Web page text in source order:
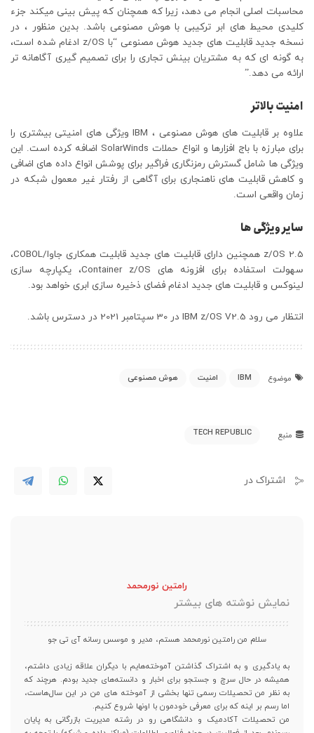
محاسبات اصلی انجام می دهد، زیرا که همچنان که پیش بینی میکند جزء
کلیدی محیط های ابر ترکیبی با هوش مصنوعی باشد. بدین منظور ، در
نسخه جدید قابلیت های جدید هوش مصنوعی “با z/OS ادغام شده است،
به گونه ای که به مشتریان بینش تجاری را برای تصمیم گیری آگاهانه تر
ارائه می دهد.”
امنیت بالاتر
علاوه بر قابلیت های هوش مصنوعی ، IBM ویژگی های امنیتی بیشتری را
برای مبارزه با باج افزارها و انواع حملات SolarWinds اضافه کرده است. این
ویژگی ها شامل گسترش رمزنگاری فراگیر برای پوشش انواع داده های اضافی
و کاهش قابلیت های ناهنجاری برای آگاهی از رفتار غیر معمول شبکه در
زمان واقعی است.
سایر ویژگی ها
z/OS 2.5 همچنین دارای قابلیت های جدید قابلیت همکاری جاوا/COBOL،
سهولت استفاده برای افزونه های Container z/OS، یکپارچه سازی
لینوکس و قابلیت های جدید ادغام فضای ذخیره سازی ابری خواهد بود.
انتظار می رود IBM z/OS V2.5 در 30 سپتامبر 2021 در دسترس باشد.
موضوع IBM امنیت هوش مصنوعی
منبع TECH REPUBLIC
اشتراک در
رامتین نورمحمد
نمایش نوشته های بیشتر
سلام من رامتین نورمحمد هستم، مدیر و موسس رسانه آی تی جو
به یادگیری و به اشتراک گذاشتن آموخته‌هایم با دیگران علاقه زیادی داشتم،
همیشه در حال سرچ و جستجو برای اخبار و دانسته‌های جدید بودم. هرچند که
به نظر من تحصیلات رسمی تنها بخشی از آموخته های من در این سال‌هاست،
اما رسم بر اینه که برای معرفی خودمون با اونها شروع کنیم.
من تحصیلات آکادمیک و دانشگاهی رو در رشته مدیریت بازرگانی به پایان